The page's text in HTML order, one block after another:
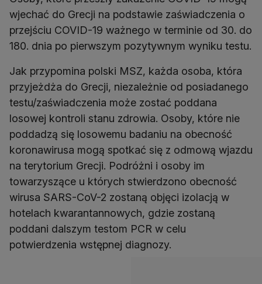
wjechać do Grecji na podstawie zaświadczenia o
przejściu COVID-19 ważnego w terminie od 30. do
180. dnia po pierwszym pozytywnym wyniku testu.
Jak przypomina polski MSZ, każda osoba, która
przyjeżdża do Grecji, niezależnie od posiadanego
testu/zaświadczenia może zostać poddana
losowej kontroli stanu zdrowia. Osoby, które nie
poddadzą się losowemu badaniu na obecność
koronawirusa mogą spotkać się z odmową wjazdu
na terytorium Grecji. Podróżni i osoby im
towarzyszące u których stwierdzono obecność
wirusa SARS-CoV-2 zostaną objęci izolacją w
hotelach kwarantannowych, gdzie zostaną
poddani dalszym testom PCR w celu
potwierdzenia wstępnej diagnozy.